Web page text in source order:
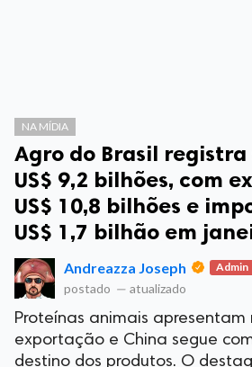
NA MÍDIA
Agro do Brasil
US$ 9,2 bilhões, com
US$ 10,8 bilhões e
US$ 1,7 bilhão em
Andreazza Joseph Admin
postado — atualizado
Proteínas animais apresentam
exportação e China segue
destino dos produtos. O